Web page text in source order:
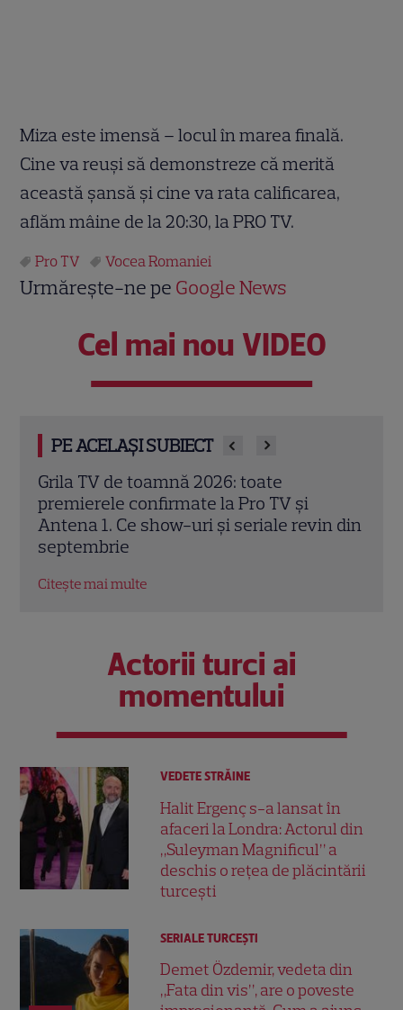
Miza este imensă – locul în marea finală.
Cine va reuși să demonstreze că merită
această șansă și cine va rata calificarea,
aflăm mâine de la 20:30, la PRO TV.
Pro TV Vocea Romaniei
Urmărește-ne pe Google News
Cel mai nou VIDEO
PE ACELAȘI SUBIECT
Schimbare majoră la „Vocea României”.
Sezonul 14 introduce Butonul „A doua
șansă” și un avantaj pentru Pavel Bartoș
Actorii turci ai
momentului
VEDETE STRĂINE
Halit Ergenç s-a lansat în
afaceri la Londra: Actorul din
„Suleyman Magnificul” a
deschis o rețea de plăcintării
turcești
SERIALE TURCEŞTI
Demet Özdemir, vedeta din
„Fata din vis”, are o poveste